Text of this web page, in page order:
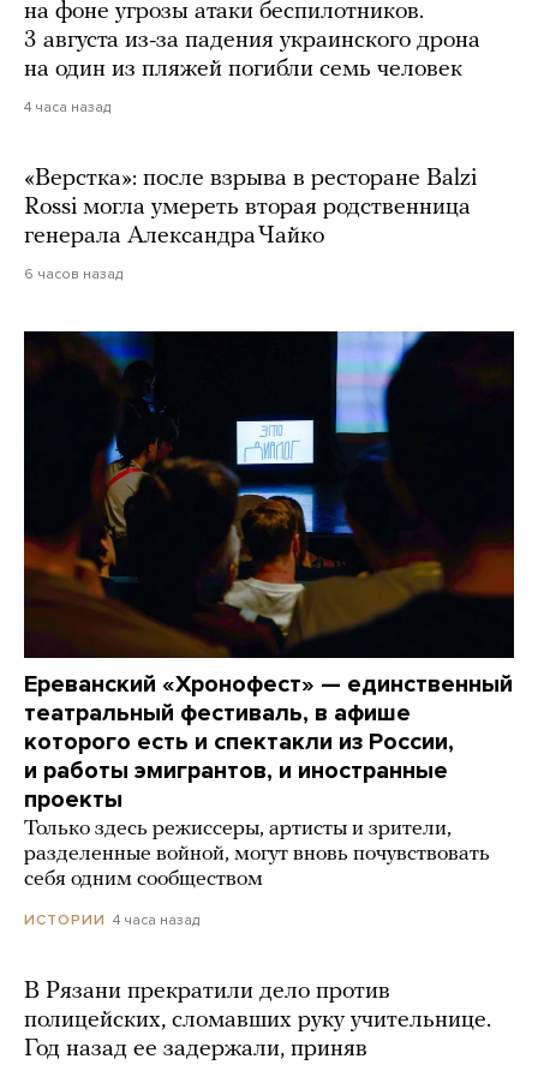
на фоне угрозы атаки беспилотников.
3 августа из-за падения украинского дрона
на один из пляжей погибли семь человек
4 часа назад
«Верстка»: после взрыва в ресторане Balzi
Rossi могла умереть вторая родственница
генерала Александра Чайко
6 часов назад
Ереванский «Хронофест» — единственный
театральный фестиваль, в афише
которого есть и спектакли из России,
и работы эмигрантов, и иностранные
проекты
Только здесь режиссеры, артисты и зрители,
разделенные войной, могут вновь почувствовать
себя одним сообществом
ИСТОРИИ 4 часа назад
В Рязани прекратили дело против
полицейских, сломавших руку учительнице.
Год назад ее задержали, приняв